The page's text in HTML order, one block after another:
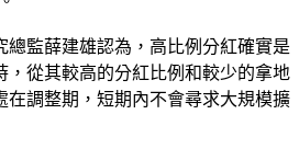
監薛建雄認為，高比例分紅確實是
，從其較高的分紅比例和較少的拿地
在調整期，短期內不會尋求大規模擴